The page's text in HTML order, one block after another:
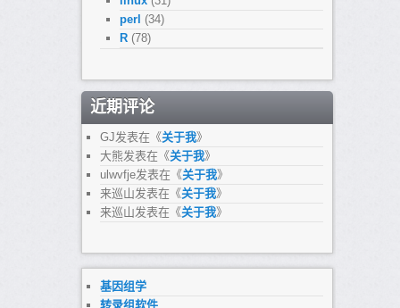
perl (34)
R (78)
近期评论
GJ发表在《关于我》
大熊发表在《关于我》
ulwvfje发表在《关于我》
来巡山发表在《关于我》
来巡山发表在《关于我》
基因组学
转录组软件